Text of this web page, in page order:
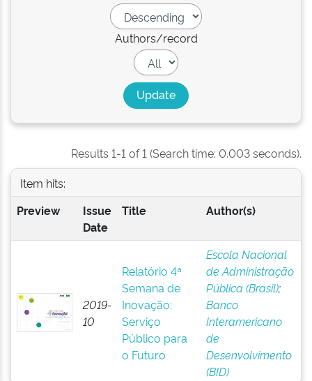
Authors/record
Results 1-1 of 1 (Search time: 0.003 seconds).
Item hits:
Preview
Issue
Date
Title Author(s)
2019-
10
Relatório 4ª
Semana de
Inovação:
Serviço
Público para
o Futuro
Escola Nacional
de Administração
Pública (Brasil);
Banco
Interamericano
de
Desenvolvimento
(BID)